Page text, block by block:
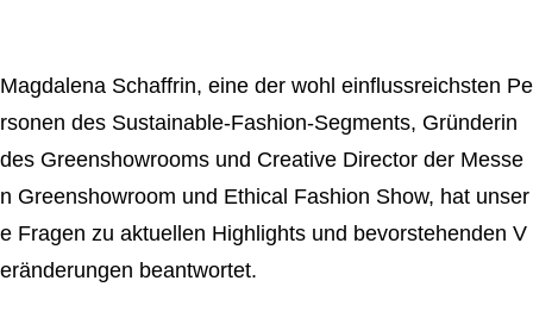
Magdalena Schaffrin, eine der wohl einflussreichsten Pe
rsonen des Sustainable-Fashion-Segments, Gründerin
des Greenshowrooms und Creative Director der Messe
n Greenshowroom und Ethical Fashion Show, hat unser
e Fragen zu aktuellen Highlights und bevorstehenden V
eränderungen beantwortet.